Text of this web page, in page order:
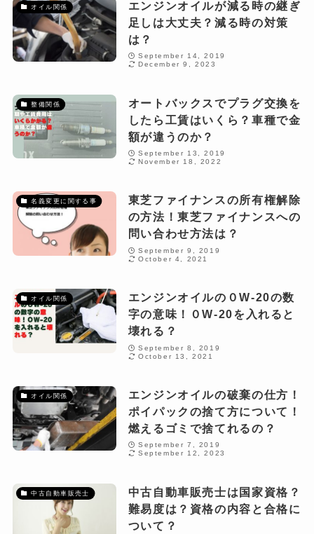
オイル関係
エンジンオイルが減る時の継ぎ
足しは大丈夫？減る時の対策
は？
September 14, 2019
December 9, 2023
整備関係
オートバックスでプラグ交換を
したら工賃はいくら？車種で金
額が違うのか？
September 13, 2019
November 18, 2022
名義変更に関する事
東芝ファイナンスの所有権解除
の方法！東芝ファイナンスへの
問い合わせ方法は？
September 9, 2019
October 4, 2021
オイル関係
エンジンオイルの０W-20の数
字の意味！０W-20を入れると
壊れる？
September 8, 2019
October 13, 2021
オイル関係
エンジンオイルの破棄の仕方！
ポイパックの捨て方について！
燃えるゴミで捨てれるの？
September 7, 2019
September 12, 2023
中古自動車販売士
中古自動車販売士は国家資格？
難易度は？資格の内容と合格に
ついて？